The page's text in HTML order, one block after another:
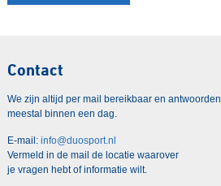
Contact
We zijn altijd per mail bereikbaar en antwoorden
meestal binnen een dag.
E-mail: info@duosport.nl
Vermeld in de mail de locatie waarover
je vragen hebt of informatie wilt.